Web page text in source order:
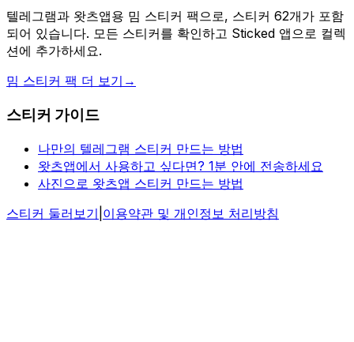
텔레그램과 왓츠앱용 밈 스티커 팩으로, 스티커 62개가 포함
되어 있습니다. 모든 스티커를 확인하고 Sticked 앱으로 컬렉
션에 추가하세요.
밈 스티커 팩 더 보기 →
스티커 가이드
나만의 텔레그램 스티커 만드는 방법
왓츠앱에서 사용하고 싶다면? 1분 안에 전송하세요
사진으로 왓츠앱 스티커 만드는 방법
스티커 둘러보기 이용약관 및 개인정보 처리방침